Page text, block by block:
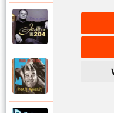
KL 204 (Als ik